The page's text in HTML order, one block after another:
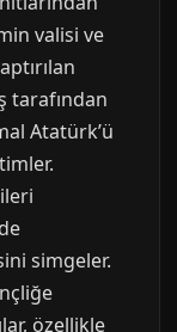
valisi ve
tarafından
Atatürk’ü
simgeler.
özellikle